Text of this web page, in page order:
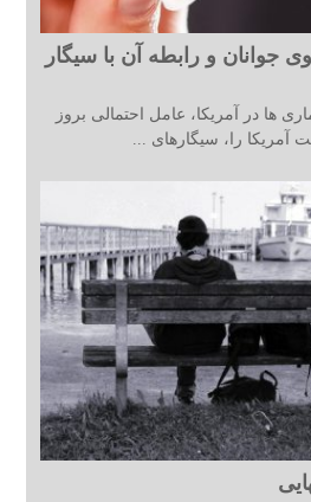
جوانان و رابطه آن با سیگار
ها در آمریکا، عامل احتمالی بروز